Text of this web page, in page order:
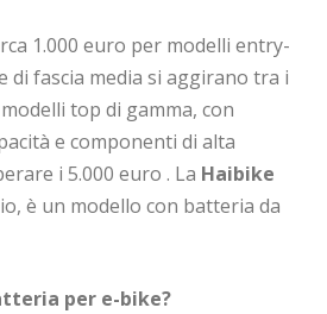
1.000 euro per modelli entry-
di fascia media si aggirano tra i
top di gamma, con
e componenti di alta
i 5.000 euro . La Haibike
è un modello con batteria da
per e-bike?